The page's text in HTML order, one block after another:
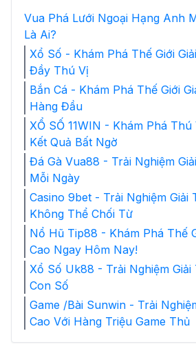
Vua Phá Lưới Ngoại Hạng Anh
Là Ai?
Xổ Số - Khám Phá Thế Giới
Đầy Thú Vị
Bắn Cá - Khám Phá Thế Giới
Hàng Đầu
XỔ SỐ 11WIN - Khám Phá
Kết Quả Bất Ngờ
Đá Gà Vua88 - Trải Nghiệm
Mỗi Ngày
Casino 9bet - Trải Nghiệm Giải
Không Thể Chối Từ
Nổ Hũ Tip88 - Khám Phá Thế
Cao Ngay Hôm Nay!
Xổ Số Uk88 - Trải Nghiệm
Con Số
Game /Bài Sunwin - Trải
Cao Với Hàng Triệu Game Thủ